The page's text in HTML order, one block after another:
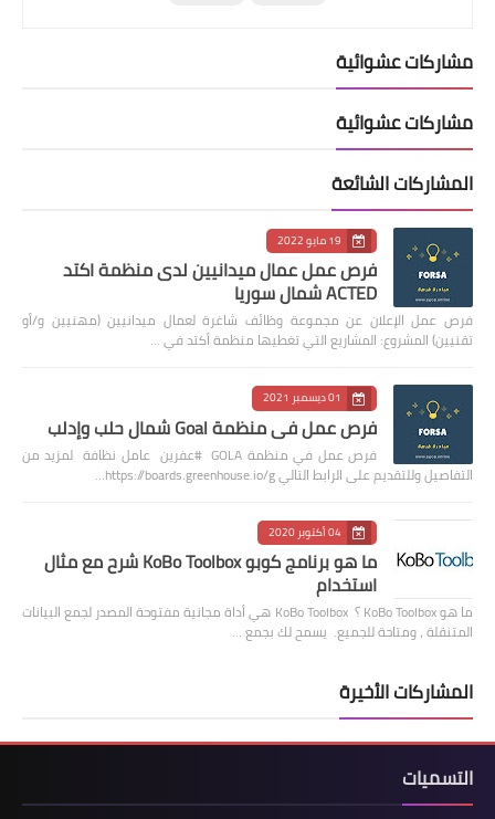
مشاركات عشوائية
مشاركات عشوائية
المشاركات الشائعة
19 مايو 2022
فرص عمل عمال ميدانيين لدى منظمة اكتد
ACTED شمال سوريا
فرص عمل الإعلان عن مجموعة وظائف شاغرة لعمال ميدانيين (مهنيين و/أو
تقنيين) المشروع: المشاريع التي تغطيها منظمة أكتد في …
01 ديسمبر 2021
فرص عمل في منظمة Goal شمال حلب وإدلب
فرص عمل في منظمة GOLA #عفرين عامل نظافة لمزيد من
التفاصيل وللتقديم على الرابط التالي https://boards.greenhouse.io/g…
04 أكتوبر 2020
ما هو برنامج كوبو KoBo Toolbox شرح مع مثال
استخدام
ما هو KoBo Toolbox ؟ KoBo Toolbox هي أداة مجانية مفتوحة المصدر لجمع البيانات
المتنقلة ، ومتاحة للجميع. يسمح لك بجمع …
المشاركات الأخيرة
التسميات